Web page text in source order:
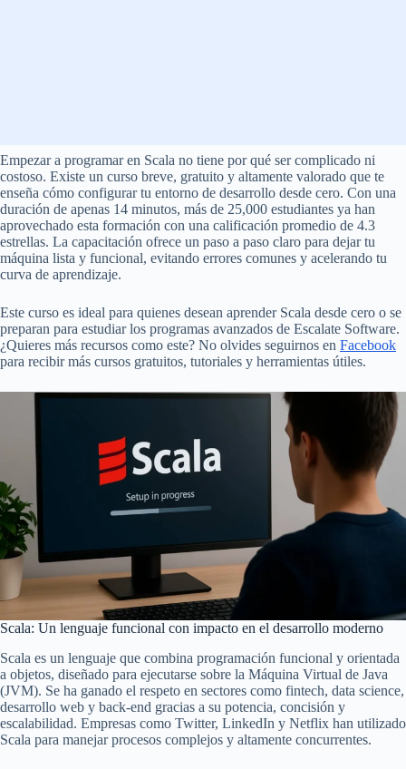
Empezar a programar en Scala no tiene por qué ser complicado ni
costoso. Existe un curso breve, gratuito y altamente valorado que te
enseña cómo configurar tu entorno de desarrollo desde cero. Con una
duración de apenas 14 minutos, más de 25,000 estudiantes ya han
aprovechado esta formación con una calificación promedio de 4.3
estrellas. La capacitación ofrece un paso a paso claro para dejar tu
máquina lista y funcional, evitando errores comunes y acelerando tu
curva de aprendizaje.
Este curso es ideal para quienes desean aprender Scala desde cero o se
preparan para estudiar los programas avanzados de Escalate Software.
¿Quieres más recursos como este? No olvides seguirnos en Facebook
para recibir más cursos gratuitos, tutoriales y herramientas útiles.
Scala: Un lenguaje funcional con impacto en el desarrollo moderno
Scala es un lenguaje que combina programación funcional y orientada
a objetos, diseñado para ejecutarse sobre la Máquina Virtual de Java
(JVM). Se ha ganado el respeto en sectores como fintech, data science,
desarrollo web y back-end gracias a su potencia, concisión y
escalabilidad. Empresas como Twitter, LinkedIn y Netflix han utilizado
Scala para manejar procesos complejos y altamente concurrentes.